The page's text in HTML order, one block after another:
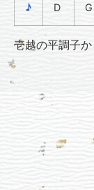
♪ D G
壱越の平調子